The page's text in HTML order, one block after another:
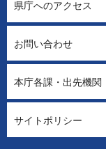
県庁へのアクセス
お問い合わせ
本庁各課・出先機関
サイトポリシー